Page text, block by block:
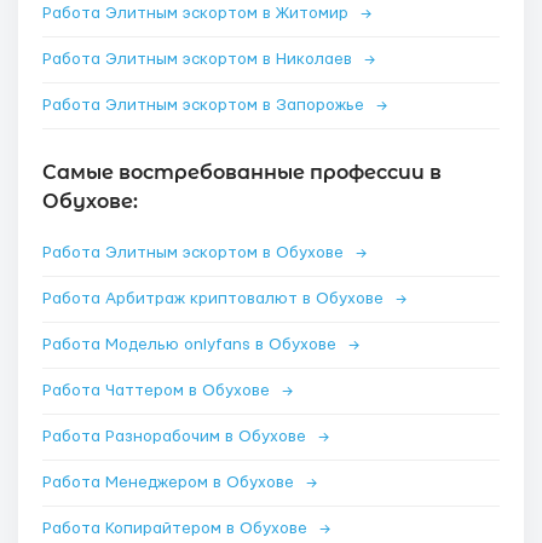
Работа Элитным эскортом в Житомир →
Работа Элитным эскортом в Николаев →
Работа Элитным эскортом в Запорожье →
Самые востребованные профессии в
Обухове:
Работа Элитным эскортом в Обухове →
Работа Арбитраж криптовалют в Обухове →
Работа Моделью onlyfans в Обухове →
Работа Чаттером в Обухове →
Работа Разнорабочим в Обухове →
Работа Менеджером в Обухове →
Работа Копирайтером в Обухове →